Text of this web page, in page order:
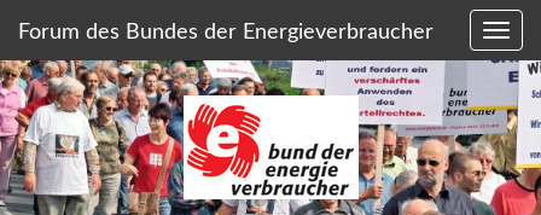
Forum des Bundes der Energieverbraucher